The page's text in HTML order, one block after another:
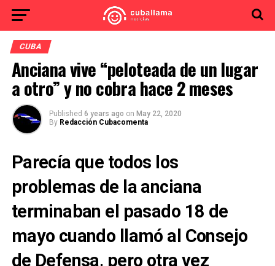
CUBA
Anciana vive “peloteada de un lugar
a otro” y no cobra hace 2 meses
Published 6 years ago on May 22, 2020
By Redacción Cubacomenta
Parecía que todos los
problemas de la anciana
terminaban el pasado 18 de
mayo cuando llamó al Consejo
de Defensa, pero otra vez